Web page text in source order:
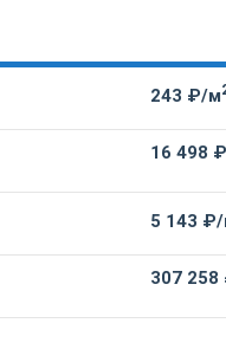
243 ₽/м
16 498
5 143
307 258